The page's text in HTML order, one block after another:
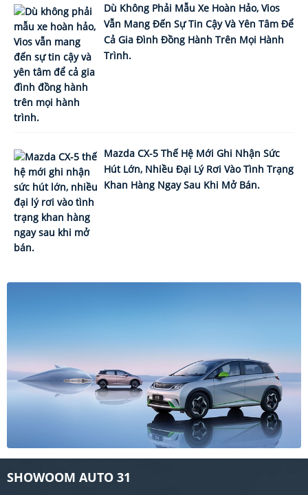
Dù Không Phải Mẫu Xe Hoàn Hảo, Vios
Vẫn Mang Đến Sự Tin Cậy Và Yên Tâm Để
Cả Gia Đình Đồng Hành Trên Mọi Hành
Trình.
Mazda CX-5 Thế Hệ Mới Ghi Nhận Sức
Hút Lớn, Nhiều Đại Lý Rơi Vào Tình Trạng
Khan Hàng Ngay Sau Khi Mở Bán.
SHOWOOM AUTO 31